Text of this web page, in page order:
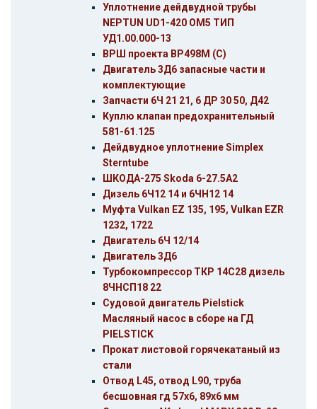
Уплотнение дейдвудной трубы
NEPTUN UD1-420 ОМ5 ТИП
УД1.00.000-13
ВРШ проекта ВР498М (С)
Двигатель 3Д6 запасные части и
комплектующие
Запчасти 6Ч 21 21, 6 ДР 30 50, Д42
Куплю клапан предохранительный
581-61.125
Дейдвудное уплотнение Simplex
Sterntube
ШКОДА-275 Skoda 6-27.5А2
Дизель 6Ч12 14 и 6ЧН12 14
Муфта Vulkan EZ 135, 195, Vulkan EZR
1232, 1722
Двигатель 6Ч 12/14
Двигатель 3Д6
Турбокомпрессор ТКР 14С28 дизель
8ЧНСП18 22
Судовой двигатель Pielstick
Масляный насос в сборе на ГД
PIELSTIСK
Прокат листовой горячекатаный из
стали
Отвод L45, отвод L90, труба
бесшовная гд 57х6, 89х6 мм